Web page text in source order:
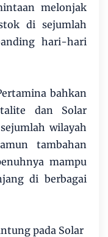
melonjak
di sejumlah
hari-hari
bahkan
dan Solar
wilayah
tambahan
mampu
di berbagai
pada Solar